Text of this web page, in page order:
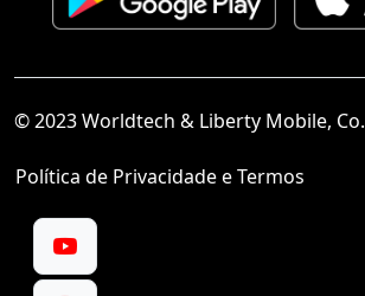
© 2023 Worldtech & Liberty Mobile, Co.
Política de Privacidade e Termos